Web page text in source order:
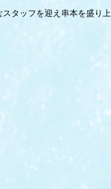
タッフを迎え串本を盛り